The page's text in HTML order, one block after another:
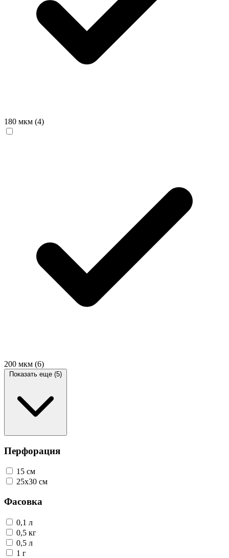
180 мкм (4)
200 мкм (6)
Показать еще (5)
Перфорация
15 см
25х30 см
Фасовка
0,1 л
0,5 кг
0,5 л
1 г